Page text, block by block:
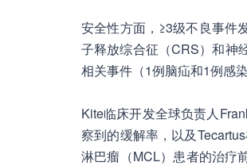
安全性方面，≥3级不良事件
子释放综合征（CRS）和神
相关事件（1例脑疝和1例感染
Kite临床开发全球负责人
察到的缓解率，以及
淋巴瘤（MCL）患者的治疗